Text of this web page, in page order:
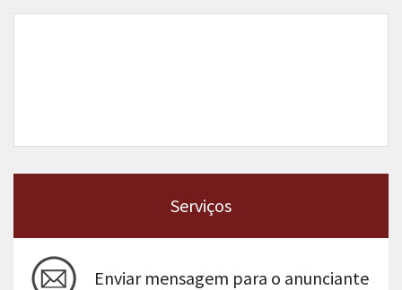
Serviços
Enviar mensagem para o anunciante